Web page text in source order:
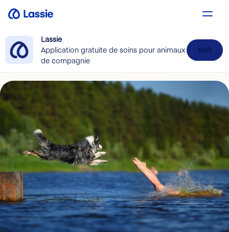
Lassie
Application gratuite de soins pour animaux
de compagnie
Voir